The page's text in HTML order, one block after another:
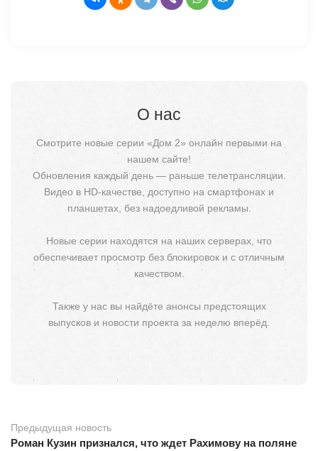
О нас
Смотрите новые серии «Дом 2» онлайн первыми на
нашем сайте!
Обновления каждый день — раньше телетрансляции.
Видео в HD-качестве, доступно на смартфонах и
планшетах, без надоедливой рекламы.
Новые серии находятся на наших серверах, что
обеспечивает просмотр без блокировок и с отличным
качеством.
Также у нас вы найдёте анонсы предстоящих
выпусков и новости проекта за неделю вперёд.
Предыдущая новость
Роман Кузин признался, что ждет Рахимову на поляне